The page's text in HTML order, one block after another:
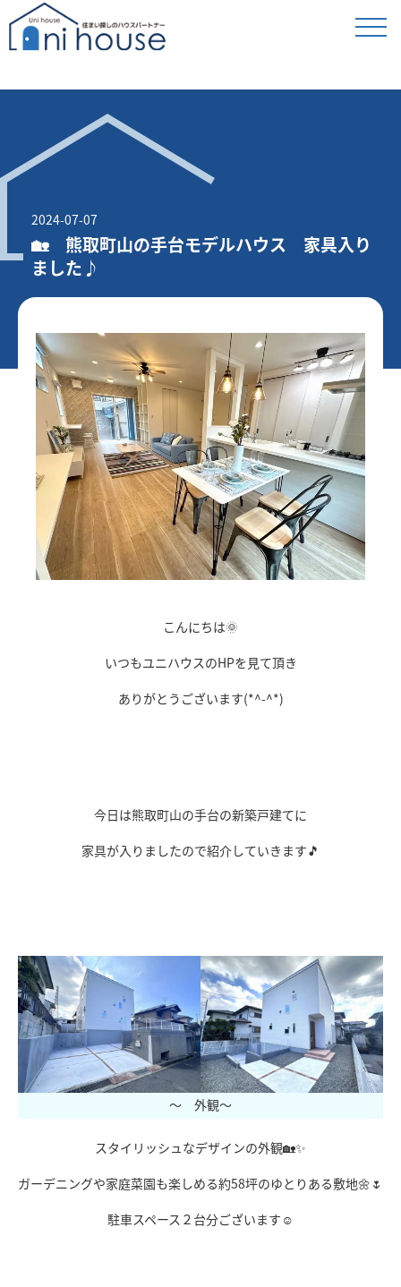
2024-07-07
🏡 熊取町山の手台モデルハウス 家具入り
ました♪
こんにちは🌞
いつもユニハウスのHPを見て頂き
ありがとうございます(*^-^*)
今日は熊取町山の手台の新築戸建てに
家具が入りましたので紹介していきます🎵
～ 外観～
スタイリッシュなデザインの外観🏡✨
ガーデニングや家庭菜園も楽しめる約58坪のゆとりある敷地🌼🌷
駐車スペース２台分ございます☺